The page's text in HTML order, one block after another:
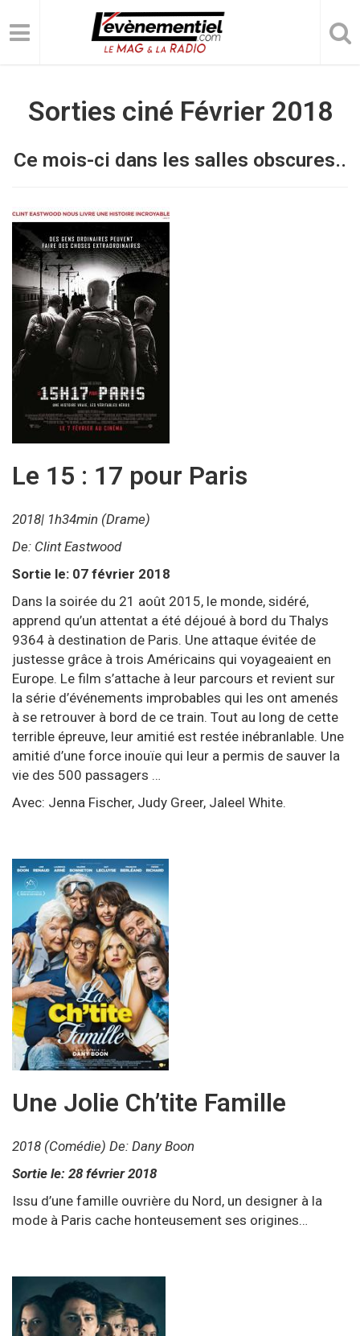
Sorties ciné Février 2018
Ce mois-ci dans les salles obscures..
Le 15 : 17 pour Paris
2018| 1h34min (Drame)
De: Clint Eastwood
Sortie le: 07 février 2018
Dans la soirée du 21 août 2015, le monde, sidéré,
apprend qu’un attentat a été déjoué à bord du Thalys
9364 à destination de Paris. Une attaque évitée de
justesse grâce à trois Américains qui voyageaient en
Europe. Le film s’attache à leur parcours et revient sur
la série d’événements improbables qui les ont amenés
à se retrouver à bord de ce train. Tout au long de cette
terrible épreuve, leur amitié est restée inébranlable. Une
amitié d’une force inouïe qui leur a permis de sauver la
vie des 500 passagers …
Avec: Jenna Fischer, Judy Greer, Jaleel White.
Une Jolie Ch’tite Famille
2018 (Comédie) De: Dany Boon
Sortie le: 28 février 2018
Issu d’une famille ouvrière du Nord, un designer à la
mode à Paris cache honteusement ses origines…